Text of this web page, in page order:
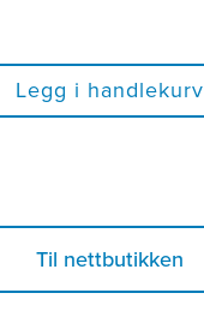
Legg i handlekurv
Til nettbutikken